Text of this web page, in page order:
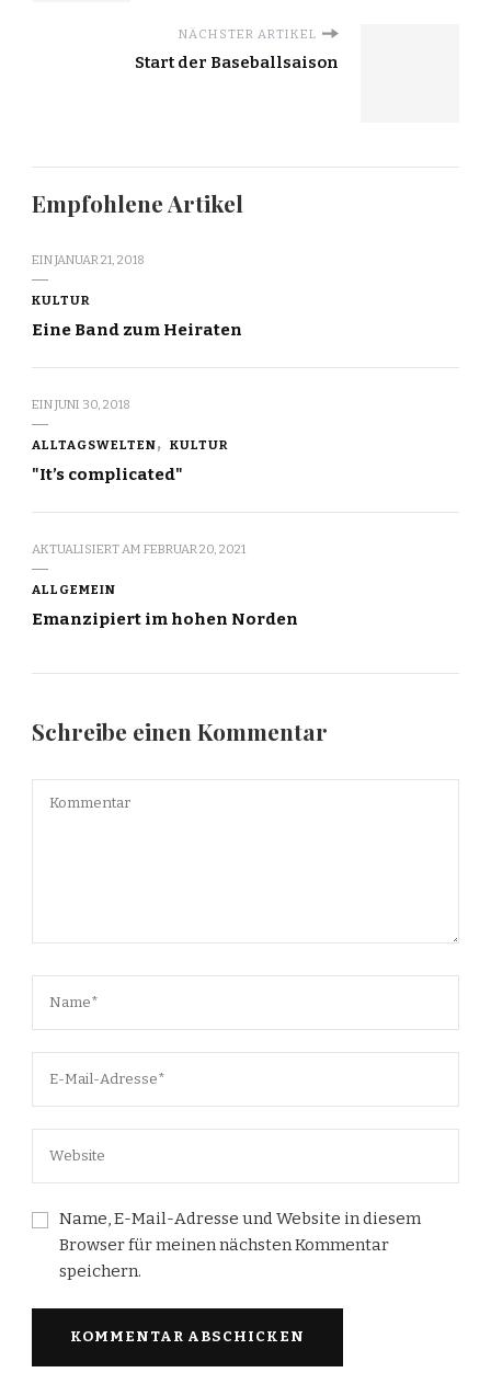
NÄCHSTER ARTIKEL
Start der Baseballsaison
Empfohlene Artikel
EINJANUAR 21, 2018
KULTUR
Eine Band zum Heiraten
EINJUNI 30, 2018
ALLTAGSWELTEN KULTUR
"It’s complicated"
AKTUALISIERT AM FEBRUAR 20, 2021
ALLGEMEIN
Emanzipiert im hohen Norden
Schreibe einen Kommentar
Name, E-Mail-Adresse und Website in diesem
Browser für meinen nächsten Kommentar
speichern.